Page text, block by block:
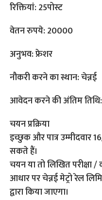
रिक्तियां: 25पोस्ट
वेतन रुपये: 20000
अनुभव: फ्रेशर
नौकरी करने का स्थान: चेन्नई
आवेदन करने की अंतिम
चयन प्रक्रिया
इच्छुक और पात्र
सकते हैं।
चयन या तो लिखित परीक्षा /
आधार पर चेन्नई मेट्रो रेल
द्वारा किया जाएगा।